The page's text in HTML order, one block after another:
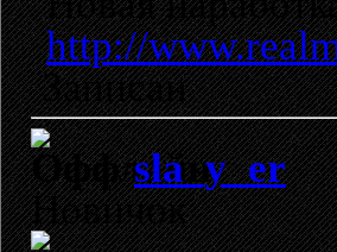
http://
Записан
sla_y_er
Новичок